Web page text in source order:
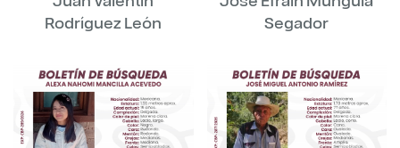
Rodríguez León
Segador